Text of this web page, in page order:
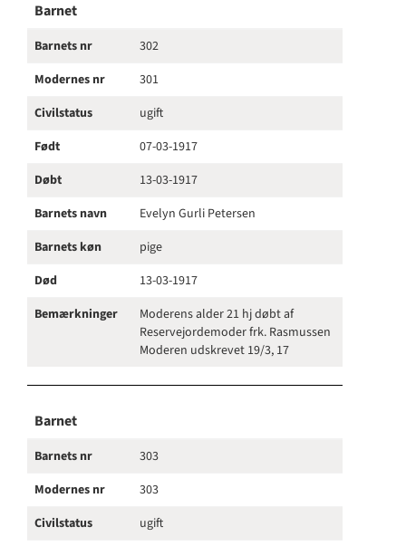
Barnet
Barnets nr
302
Modernes nr
301
Civilstatus
ugift
Født
07-03-1917
Døbt
13-03-1917
Barnets navn
Evelyn Gurli Petersen
Barnets køn
pige
Død
13-03-1917
Bemærkninger
Moderens alder 21 hj døbt af
Reservejordemoder frk. Rasmussen
Moderen udskrevet 19/3, 17
Barnet
Barnets nr
303
Modernes nr
303
Civilstatus
ugift